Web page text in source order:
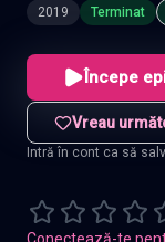
2019
Terminat
Începe
Vreau
Intră în cont ca să